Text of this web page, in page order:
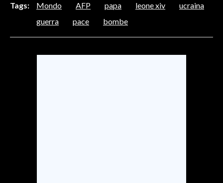
VOLLEY
Tags: Mondo AFP papa leone xiv
ucraina
guerra
pace bombe